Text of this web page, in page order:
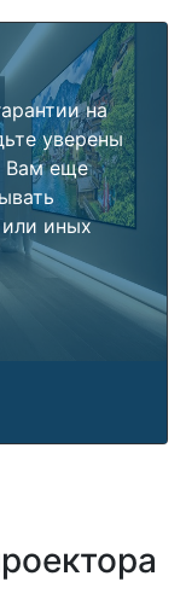
на
уверены
Вам еще
иных